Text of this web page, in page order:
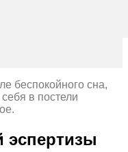
беспокойного сна,
в постели
эспертизы